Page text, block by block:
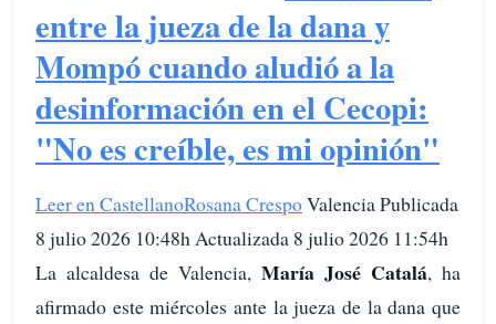
entre la jueza de la dana y
Mompó cuando aludió a la
desinformación en el Cecopi:
"No es creíble, es mi opinión"
Leer en CastellanoRosana CrespoValencia Publicada
8 julio 2026 10:48h Actualizada 8 julio 2026 11:54h
La alcaldesa de Valencia, María José Catalá, ha
afirmado este miércoles ante la jueza de la dana que